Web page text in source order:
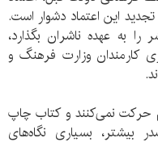
این اعتماد دشوار است.
به عهده ناشران بگذارد،
کارمندان وزارت فرهنگ و
حرکت نمی‌کنند و کتاب چاپ
بیشتر، بسیاری نگاه‌های